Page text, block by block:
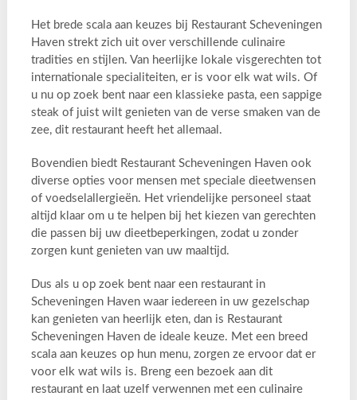
Het brede scala aan keuzes bij Restaurant Scheveningen
Haven strekt zich uit over verschillende culinaire
tradities en stijlen. Van heerlijke lokale visgerechten tot
internationale specialiteiten, er is voor elk wat wils. Of
u nu op zoek bent naar een klassieke pasta, een sappige
steak of juist wilt genieten van de verse smaken van de
zee, dit restaurant heeft het allemaal.
Bovendien biedt Restaurant Scheveningen Haven ook
diverse opties voor mensen met speciale dieetwensen
of voedselallergieën. Het vriendelijke personeel staat
altijd klaar om u te helpen bij het kiezen van gerechten
die passen bij uw dieetbeperkingen, zodat u zonder
zorgen kunt genieten van uw maaltijd.
Dus als u op zoek bent naar een restaurant in
Scheveningen Haven waar iedereen in uw gezelschap
kan genieten van heerlijk eten, dan is Restaurant
Scheveningen Haven de ideale keuze. Met een breed
scala aan keuzes op hun menu, zorgen ze ervoor dat er
voor elk wat wils is. Breng een bezoek aan dit
restaurant en laat uzelf verwennen met een culinaire